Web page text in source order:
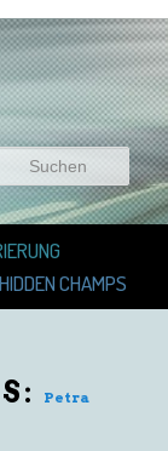
Suchen
HIDDEN CHAMPS
Petra